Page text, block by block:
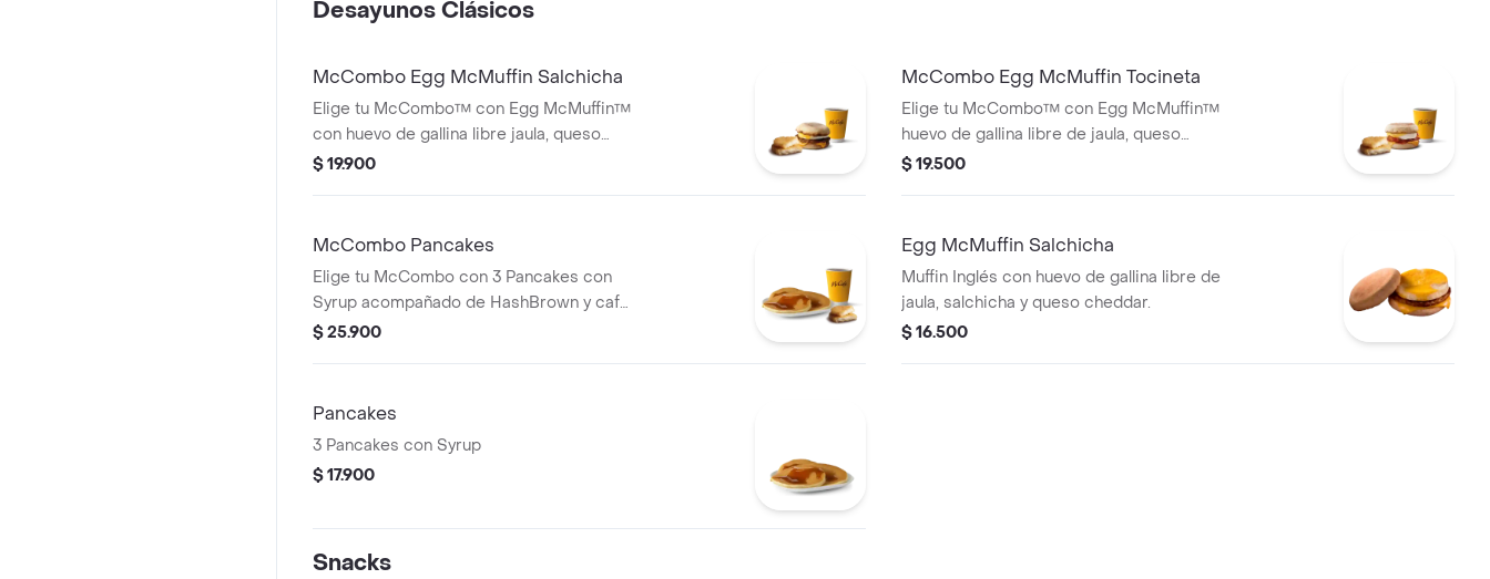
Rainforest Alliance.
Desayunos Clásicos
McCombo Egg McMuffin Salchicha
Elige tu McCombo™ con Egg McMuffin™
con huevo de gallina libre jaula, queso
cheddar, salchicha y HashBrown
Alliance.
$ 19.900
McCombo Egg McMuffin Tocineta
Elige tu McCombo™ con Egg McMuffin™
huevo de gallina libre de jaula, queso
cheddar, tocineta y HashBrown
Alliance.
$ 19.500
McCombo Pancakes
Elige tu McCombo con 3 Pancakes con
Syrup acompañado de HashBrown y café
mediano 100% colombiano.
$ 25.900
Egg McMuffin Salchicha
Muffin Inglés con huevo de gallina libre de
jaula, salchicha y queso cheddar.
$ 16.500
Pancakes
3 Pancakes con Syrup
$ 17.900
Snacks